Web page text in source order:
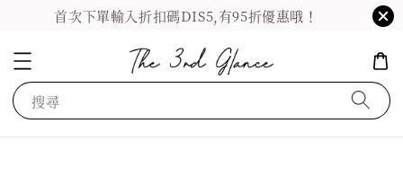
首次下單輸入折扣碼DIS5,有95折優惠哦！
搜尋